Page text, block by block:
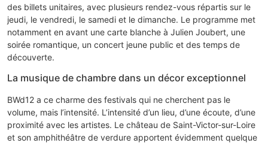
des billets unitaires, avec plusieurs rendez-vous répartis sur le
jeudi, le vendredi, le samedi et le dimanche. Le programme met
notamment en avant une carte blanche à Julien Joubert, une
soirée romantique, un concert jeune public et des temps de
découverte.
La musique de chambre dans un décor exceptionnel
BWd12 a ce charme des festivals qui ne cherchent pas le
volume, mais l’intensité. L’intensité d’un lieu, d’une écoute, d’une
proximité avec les artistes. Le château de Saint-Victor-sur-Loire
et son amphithéâtre de verdure apportent évidemment quelque